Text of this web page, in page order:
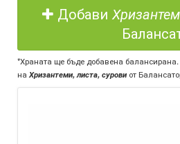
Добави
*Храната ще бъде добавена
на Хризантеми, листа, сурови от